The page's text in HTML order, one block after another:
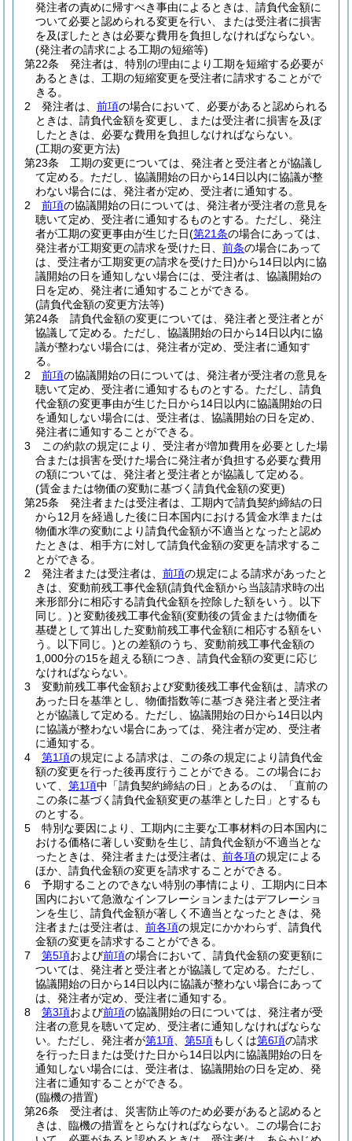
発注者の責めに帰すべき事由によるときは、請負代金額に
ついて必要と認められる変更を行い、または受注者に損害
を及ぼしたときは必要な費用を負担しなければならない。
(発注者の請求による工期の短縮等)
第22条
発注者は、特別の理由により工期を短縮する必要が
あるときは、工期の短縮変更を受注者に請求することがで
きる。
2
発注者は、 前項の場合において、必要があると認められる
ときは、請負代金額を変更し、または受注者に損害を及ぼ
したときは、必要な費用を負担しなければならない。
(工期の変更方法)
第23条
工期の変更については、発注者と受注者とが協議し
て定める。 ただし、協議開始の日から14日以内に協議が整
わない場合には、発注者が定め、受注者に通知する。
2
前項の協議開始の日については、発注者が受注者の意見を
聴いて定め、受注者に通知するものとする。 ただし、発注
者が工期の変更事由が生じた日(第21条の場合にあっては、
発注者が工期変更の請求を受けた日、 前条の場合にあって
は、受注者が工期変更の請求を受けた日)から14日以内に協
議開始の日を通知しない場合には、受注者は、協議開始の
日を定め、発注者に通知することができる。
(請負代金額の変更方法等)
第24条
請負代金額の変更については、発注者と受注者とが
協議して定める。 ただし、協議開始の日から14日以内に協
議が整わない場合には、発注者が定め、受注者に通知す
る。
2
前項の協議開始の日については、発注者が受注者の意見を
聴いて定め、受注者に通知するものとする。 ただし、請負
代金額の変更事由が生じた日から14日以内に協議開始の日
を通知しない場合には、受注者は、協議開始の日を定め、
発注者に通知することができる。
3
この約款の規定により、受注者が増加費用を必要とした場
合または損害を受けた場合に発注者が負担する必要な費用
の額については、発注者と受注者とが協議して定める。
(賃金または物価の変動に基づく請負代金額の変更)
第25条
発注者または受注者は、工期内で請負契約締結の日
から12月を経過した後に日本国内における賃金水準または
物価水準の変動により請負代金額が不適当となったと認め
たときは、相手方に対して請負代金額の変更を請求するこ
とができる。
2
発注者または受注者は、 前項の規定による請求があったと
きは、変動前残工事代金額(請負代金額から当該請求時の出
来形部分に相応する請負代金額を控除した額をいう。以下
同じ。)と変動後残工事代金額(変動後の賃金または物価を
基礎として算出した変動前残工事代金額に相応する額をい
う。以下同じ。)との差額のうち、変動前残工事代金額の
1,000分の15を超える額につき、請負代金額の変更に応じ
なければならない。
3
変動前残工事代金額および変動後残工事代金額は、請求の
あった日を基準とし、物価指数等に基づき発注者と受注者
とが協議して定める。 ただし、協議開始の日から14日以内
に協議が整わない場合にあっては、発注者が定め、受注者
に通知する。
4
第1項の規定による請求は、この条の規定により請負代金
額の変更を行った後再度行うことができる。
この場合にお
いて、 第1項中「請負契約締結の日」とあるのは、「直前の
この条に基づく請負代金額変更の基準とした日」とするも
のとする。
5
特別な要因により、工期内に主要な工事材料の日本国内に
おける価格に著しい変動を生じ、請負代金額が不適当とな
ったときは、発注者または受注者は、 前各項の規定による
ほか、請負代金額の変更を請求することができる。
6
予期することのできない特別の事情により、工期内に日本
国内において急激なインフレーションまたはデフレーショ
ンを生じ、請負代金額が著しく不適当となったときは、発
注者または受注者は、 前各項の規定にかかわらず、請負代
金額の変更を請求することができる。
7
第5項および前項の場合において、請負代金額の変更額に
ついては、発注者と受注者とが協議して定める。 ただし、
協議開始の日から14日以内に協議が整わない場合にあって
は、発注者が定め、受注者に通知する。
8
第3項および前項の協議開始の日については、発注者が受
注者の意見を聴いて定め、受注者に通知しなければならな
い。 ただし、発注者が第1項 第5項もしくは第6項の請求
を行った日または受けた日から14日以内に協議開始の日を
通知しない場合には、受注者は、協議開始の日を定め、発
注者に通知することができる。
(臨機の措置)
第26条
受注者は、災害防止等のため必要があると認めると
きは、臨機の措置をとらなければならない。
この場合にお